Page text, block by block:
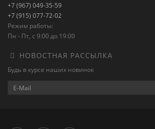
+7 (967) 049-35-59
+7 (915) 077-72-02
Режим работы:
Пн - Пт, с 9:00 до 19:00
НОВОСТНАЯ РАССЫЛКА
Будь в курсе наших новинок